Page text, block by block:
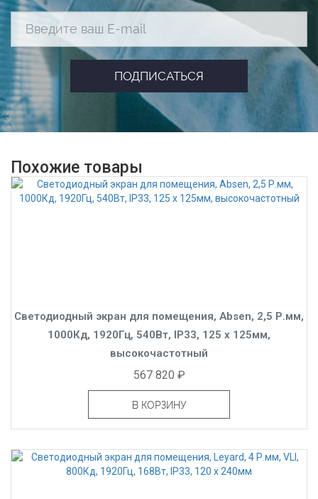
Похожие товары
Светодиодный экран для помещения, Absen, 2,5 Р.мм,
1000Кд, 1920Гц, 540Вт, IP33, 125 x 125мм,
высокочастотный
567 820 ₽
В КОРЗИНУ